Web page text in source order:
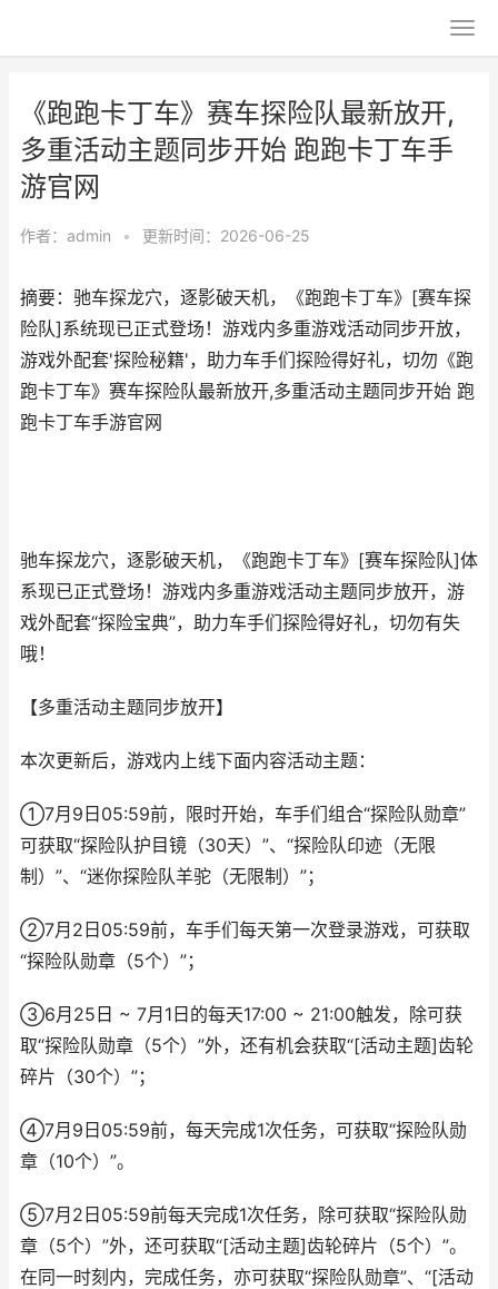
《跑跑卡丁车》赛车探险队最新放开,
多重活动主题同步开始 跑跑卡丁车手
游官网
作者： admin • 更新时间：2026-06-25
摘要：驰车探龙穴，逐影破天机，《跑跑卡丁车》[赛车探
险队]系统现已正式登场！游戏内多重游戏活动同步开放，
游戏外配套'探险秘籍'，助力车手们探险得好礼，切勿《跑
跑卡丁车》赛车探险队最新放开,多重活动主题同步开始 跑
跑卡丁车手游官网
驰车探龙穴，逐影破天机，《跑跑卡丁车》[赛车探险队]体
系现已正式登场！游戏内多重游戏活动主题同步放开，游
戏外配套“探险宝典”，助力车手们探险得好礼，切勿有失
哦！
【多重活动主题同步放开】
本次更新后，游戏内上线下面内容活动主题：
①7月9日05:59前，限时开始，车手们组合“探险队勋章”
可获取“探险队护目镜（30天）”、“探险队印迹（无限
制）”、“迷你探险队羊驼（无限制）”；
②7月2日05:59前，车手们每天第一次登录游戏，可获取
“探险队勋章（5个）”；
③6月25日 ~ 7月1日的每天17:00 ~ 21:00触发，除可获
取“探险队勋章（5个）”外，还有机会获取“[活动主题]齿轮
碎片（30个）”；
④7月9日05:59前，每天完成1次任务，可获取“探险队勋
章（10个）”。
⑤7月2日05:59前每天完成1次任务，除可获取“探险队勋
章（5个）”外，还可获取“[活动主题]齿轮碎片（5个）”。
在同一时刻内，完成任务，亦可获取“探险队勋章”、“[活动